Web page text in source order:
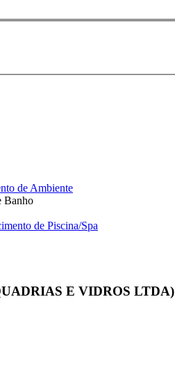
de Ambiente
Banho
de Piscina/Spa
E VIDROS LTDA)